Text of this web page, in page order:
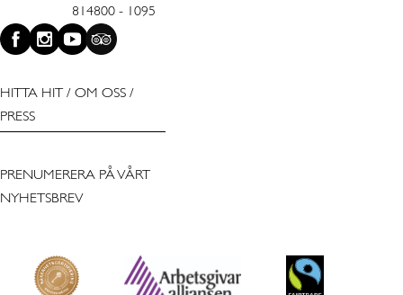
814800 - 1095
HITTA HIT / OM OSS /
PRESS
PRENUMERERA PÅ VÅRT
NYHETSBREV